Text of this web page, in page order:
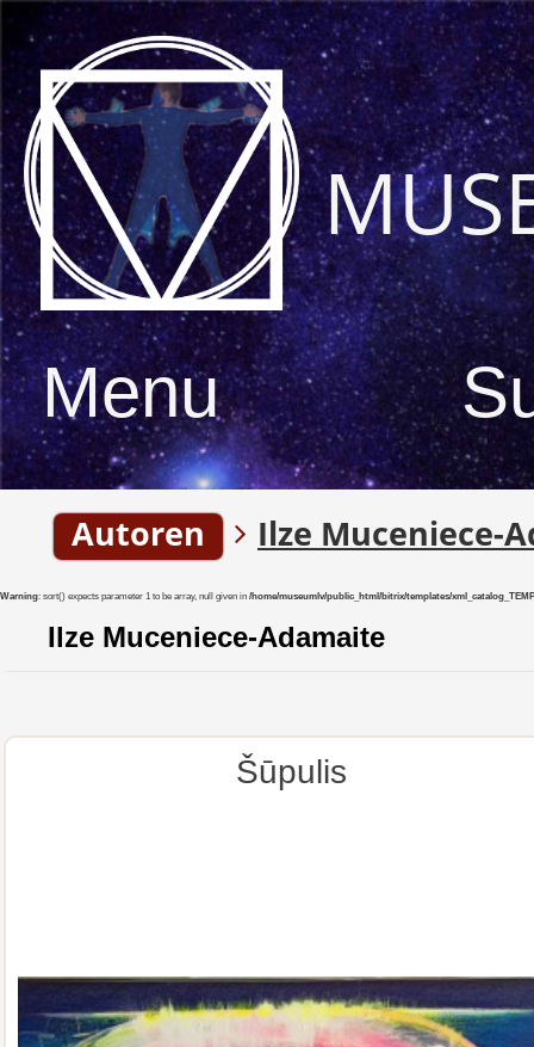
Menu
Autoren Ilze Muceniece-
Warning: sort() expects parameter 1 to be array, null given in /home/museumlv/public_html/bitrix/templates/
Ilze Muceniece-Adamaite
Šūpulis